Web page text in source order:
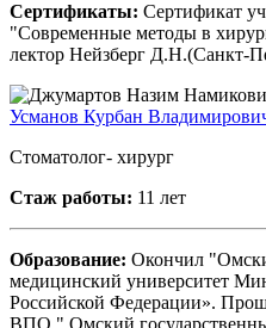
Сертификаты: Сертификат
"Современные методы в
лектор Нейзберг Д.Н.(Санкт-
Усманов Курбан
Стоматолог- хирург
Стаж работы: 11 лет
Образование: Окончил
медицинский университет
Российской Федерации».